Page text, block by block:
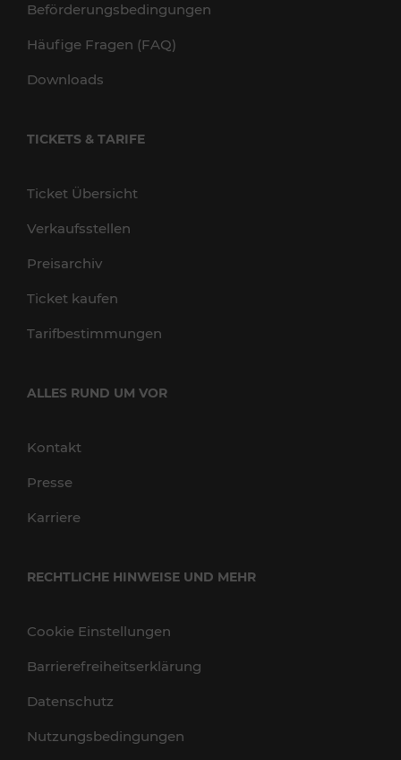
Beförderungsbedingungen
Häufige Fragen (FAQ)
Downloads
TICKETS & TARIFE
Ticket Übersicht
Verkaufsstellen
Preisarchiv
Ticket kaufen
Tarifbestimmungen
ALLES RUND UM VOR
Kontakt
Presse
Karriere
RECHTLICHE HINWEISE UND MEHR
Cookie Einstellungen
Barrierefreiheitserklärung
Datenschutz
Nutzungsbedingungen